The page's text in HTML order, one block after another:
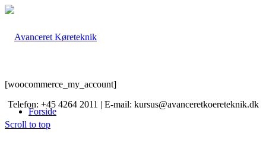
Forside
[woocommerce_my_account]
Telefon: +45 4264 2011 | E-mail: kursus@avanceretkoereteknik.dk
Scroll to top